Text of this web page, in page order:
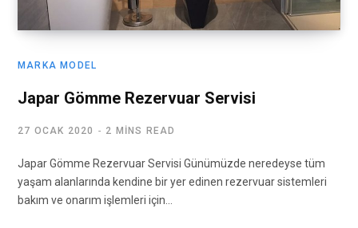
MARKA MODEL
Japar Gömme Rezervuar Servisi
27 OCAK 2020 2 MINS READ
Japar Gömme Rezervuar Servisi Günümüzde neredeyse tüm
yaşam alanlarında kendine bir yer edinen rezervuar sistemleri
bakım ve onarım işlemleri için…